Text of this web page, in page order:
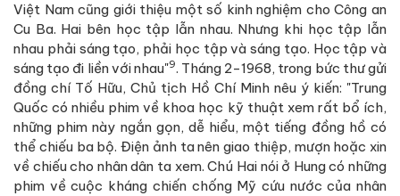
Việt Nam cũng giới thiệu một số kinh nghiệm cho Công an
Cu Ba. Hai bên học tập lẫn nhau. Nhưng khi học tập lẫn
nhau phải sáng tạo, phải học tập và sáng tạo. Học tập và
sáng tạo đi liền với nhau"9. Tháng 2-1968, trong bức thư gửi
đồng chí Tố Hữu, Chủ tịch Hồ Chí Minh nêu ý kiến: "Trung
Quốc có nhiều phim về khoa học kỹ thuật xem rất bổ ích,
những phim này ngắn gọn, dễ hiểu, một tiếng đồng hồ có
thể chiếu ba bộ. Điện ảnh ta nên giao thiệp, mượn hoặc xin
về chiếu cho nhân dân ta xem. Chú Hai nói ở Hung có những
phim về cuộc kháng chiến chống Mỹ cứu nước của nhân